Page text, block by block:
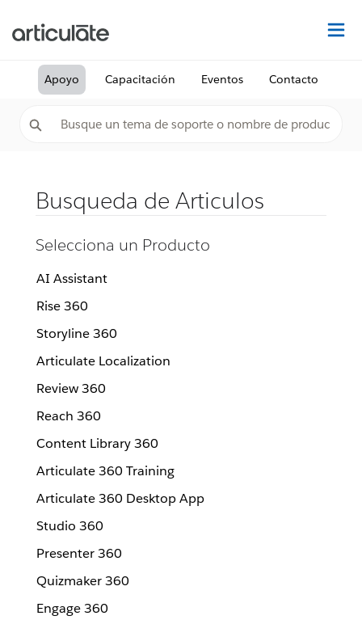
Apoyo Capacitación Eventos Contacto
Busqueda de Articulos
Selecciona un Producto
AI Assistant
Rise 360
Storyline 360
Articulate Localization
Review 360
Reach 360
Content Library 360
Articulate 360 Training
Articulate 360 Desktop App
Studio 360
Presenter 360
Quizmaker 360
Engage 360